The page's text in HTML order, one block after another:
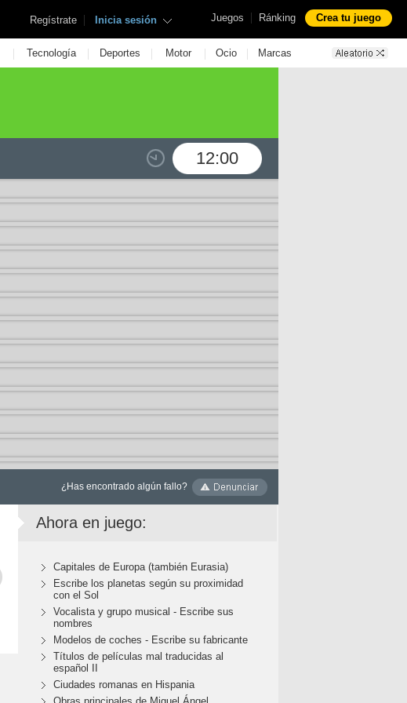
Juegos | Ránking Crea tu juego
Regístrate | Inicia sesión
| Tecnología | Deportes | Motor | Ocio | Marcas
12:00
¿Has encontrado algún fallo?
Ahora en juego:
Capitales de Europa (también Eurasia)
Escribe los planetas según su proximidad
con el Sol
Vocalista y grupo musical - Escribe sus
nombres
Modelos de coches - Escribe su fabricante
Títulos de películas mal traducidas al
español II
Ciudades romanas en Hispania